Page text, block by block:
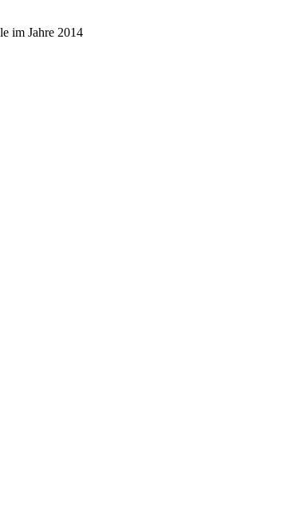
im Jahre 2014